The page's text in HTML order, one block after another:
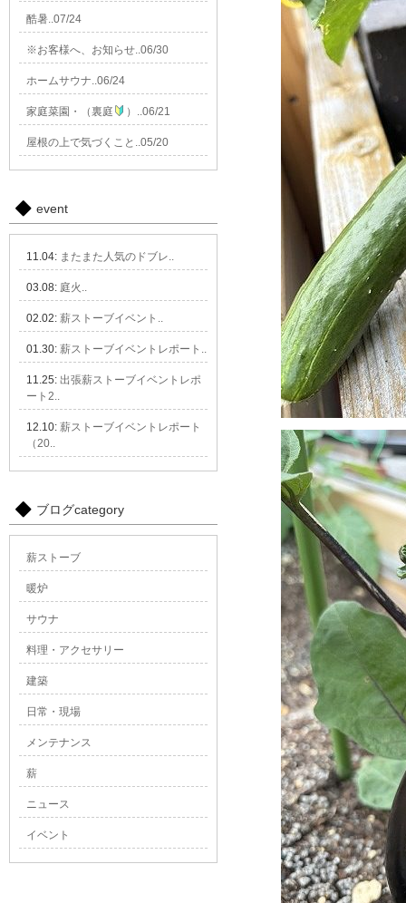
酷暑..07/24
※お客様へ、お知らせ..06/30
ホームサウナ..06/24
家庭菜園・（裏庭 ）..06/21
屋根の上で気づくこと..05/20
event
11.04: またまた人気のドブレ..
03.08: 庭火..
02.02: 薪ストーブイベント..
01.30: 薪ストーブイベントレポート..
11.25: 出張薪ストーブイベントレポ
ート2..
12.10: 薪ストーブイベントレポート
（20..
ブログcategory
薪ストーブ
暖炉
サウナ
料理・アクセサリー
建築
日常・現場
メンテナンス
薪
ニュース
イベント